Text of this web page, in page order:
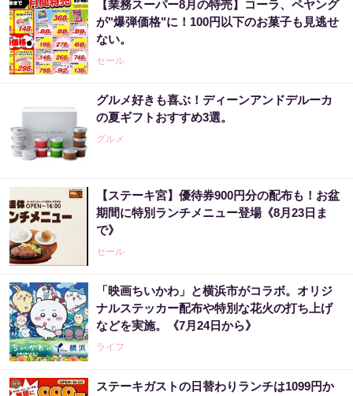
【業務スーパー8月の特売】コーラ、ペヤング
が"爆弾価格"に！100円以下のお菓子も見逃せ
ない。
セール
グルメ好きも喜ぶ！ディーンアンドデルーカ
の夏ギフトおすすめ3選。
グルメ
【ステーキ宮】優待券900円分の配布も！お盆
期間に特別ランチメニュー登場《8月23日ま
で》
セール
「映画ちいかわ」と横浜市がコラボ。オリジ
ナルステッカー配布や特別な花火の打ち上げ
などを実施。《7月24日から》
ライフ
ステーキガストの日替わりランチは1099円か